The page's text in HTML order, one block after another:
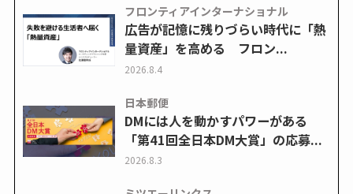
フロンティアインターナショナル
広告が記憶に残りづらい時代に「熱
量資産」を高める フロン...
2026.8.4
日本郵便
DMには人を動かすパワーがある
「第41回全日本DM大賞」の応募...
2026.8.3